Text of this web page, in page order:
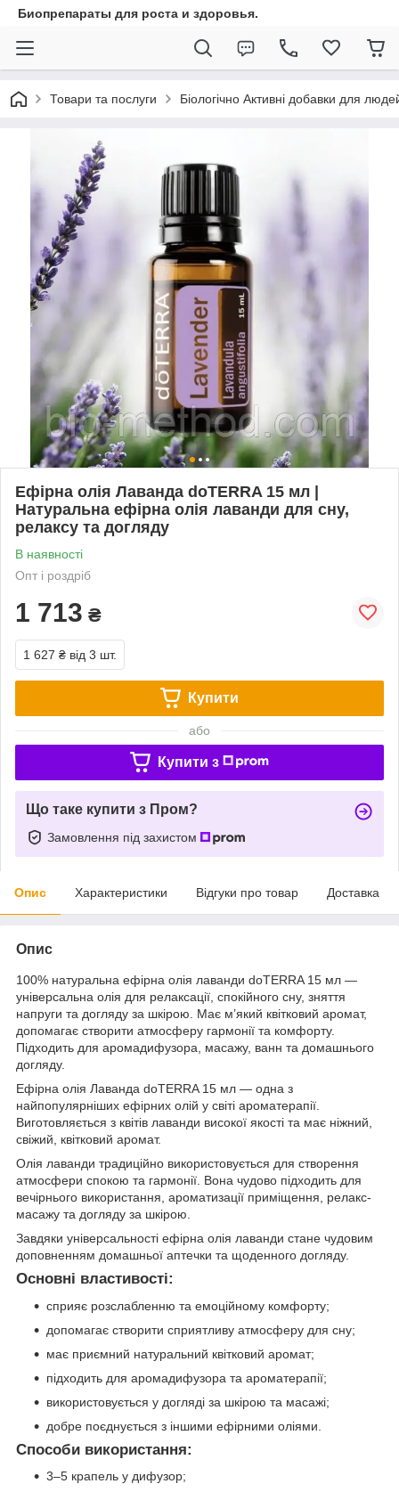
Биопрепараты для роста и здоровья.
Товари та послуги Біологічно Активні добавки для
Ефірна олія Лаванда doTERRA 15 мл |
Натуральна ефірна олія лаванди для сну,
релаксу та догляду
В наявності
Опт і роздріб
1 713 ₴
1 627 ₴ від 3 шт.
Купити
або
Купити з
Що таке купити з Пром?
Замовлення під захистом
Опис Характеристики Відгуки про товар Доставка
Опис
100% натуральна ефірна олія лаванди doTERRA 15 мл —
універсальна олія для релаксації, спокійного сну, зняття
напруги та догляду за шкірою. Має м’який квітковий аромат,
допомагає створити атмосферу гармонії та комфорту.
Підходить для аромадифузора, масажу, ванн та домашнього
догляду.
Ефірна олія Лаванда doTERRA 15 мл — одна з
найпопулярніших ефірних олій у світі ароматерапії.
Виготовляється з квітів лаванди високої якості та має ніжний,
свіжий, квітковий аромат.
Олія лаванди традиційно використовується для створення
атмосфери спокою та гармонії. Вона чудово підходить для
вечірнього використання, ароматизації приміщення, релакс-
масажу та догляду за шкірою.
Завдяки універсальності ефірна олія лаванди стане чудовим
доповненням домашньої аптечки та щоденного догляду.
Основні властивості:
сприяє розслабленню та емоційному комфорту;
допомагає створити сприятливу атмосферу для сну;
має приємний натуральний квітковий аромат;
підходить для аромадифузора та ароматерапії;
використовується у догляді за шкірою та масажі;
добре поєднується з іншими ефірними оліями.
Способи використання:
3–5 крапель у дифузор;